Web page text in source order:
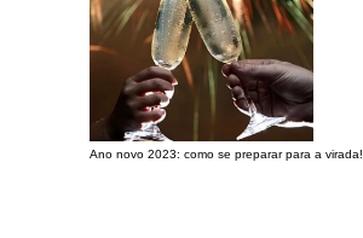
Ano novo 2023: como se preparar para a virada!